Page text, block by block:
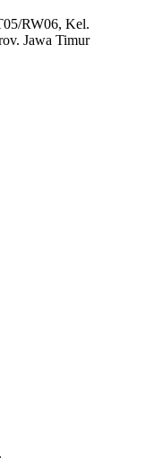
RW06, Kel.
Jawa Timur